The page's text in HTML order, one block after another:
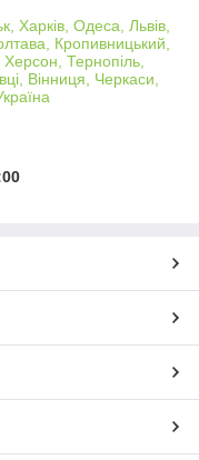
Харків, Одеса, Львів,
Кропивницький,
Тернопіль,
Вінниця, Черкаси,